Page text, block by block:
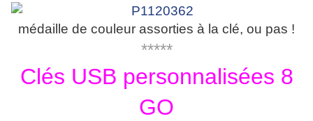
médaille de couleur assorties à la clé, ou pas !
*****
Clés USB personnalisées 8
GO